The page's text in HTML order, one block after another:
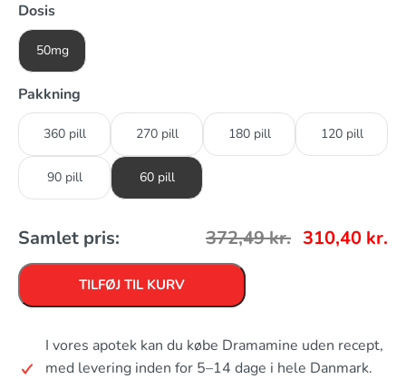
Dosis
50mg
Pakkning
360 pill 270 pill 180 pill 120 pill
90 pill 60 pill
Samlet pris: 372,49kr. 310,40 kr.
TILFØJ TIL KURV
I vores apotek kan du købe Dramamine uden recept,
med levering inden for 5–14 dage i hele Danmark.